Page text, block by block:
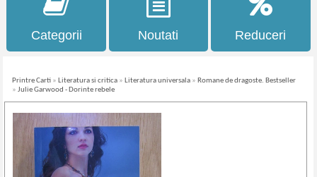
Categorii Noutati Reduceri
Printre Carti » Literatura si critica » Literatura universala » Romane de dragoste. Bestseller
»Julie Garwood - Dorinte rebele